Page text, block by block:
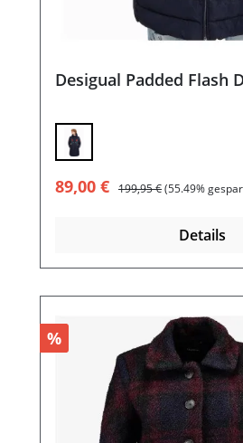
Desigual Padded Flash
Verkaufspreis:
89,00 € Regulärer Preis:
199,95 €(55.49%
Details
%